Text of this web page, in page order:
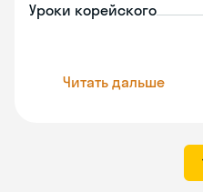
Уроки корейского
Читать дальше